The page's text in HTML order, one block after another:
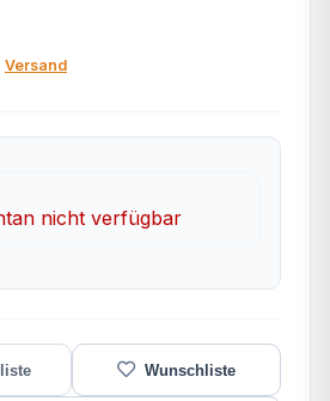
Versand
nicht verfügbar